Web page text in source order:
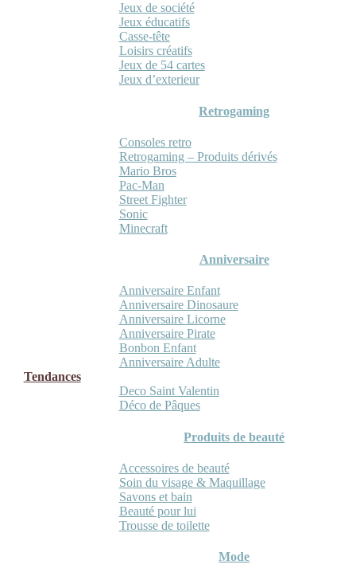
Jeux de société
Jeux éducatifs
Casse-tête
Loisirs créatifs
Jeux de 54 cartes
Jeux d’exterieur
Retrogaming
Consoles retro
Retrogaming – Produits dérivés
Mario Bros
Pac-Man
Street Fighter
Sonic
Minecraft
Anniversaire
Anniversaire Enfant
Anniversaire Dinosaure
Anniversaire Licorne
Anniversaire Pirate
Bonbon Enfant
Anniversaire Adulte
Tendances
Deco Saint Valentin
Déco de Pâques
Produits de beauté
Accessoires de beauté
Soin du visage & Maquillage
Savons et bain
Beauté pour lui
Trousse de toilette
Mode